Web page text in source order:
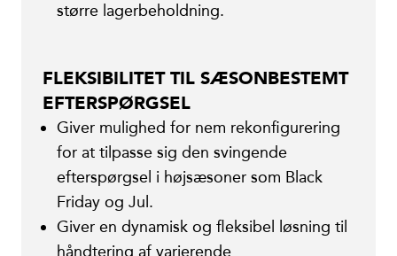
større lagerbeholdning.
FLEKSIBILITET TIL SÆSONBESTEMT
EFTERSPØRGSEL
Giver mulighed for nem rekonfigurering
for at tilpasse sig den svingende
efterspørgsel i højsæsoner som Black
Friday og Jul.
Giver en dynamisk og fleksibel løsning til
håndtering af varierende